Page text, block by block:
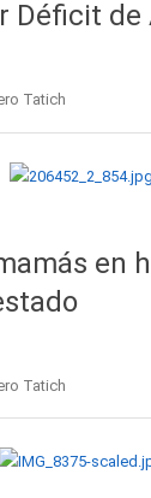
Déficit de
Tatich
en
Tatich